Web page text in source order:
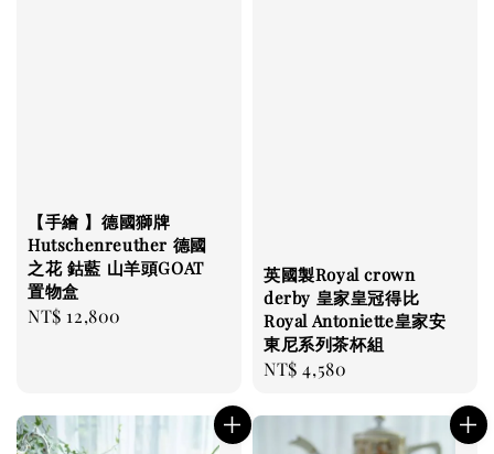
【手繪 】德國獅牌
Hutschenreuther 德國
之花 鈷藍 山羊頭GOAT
置物盒
Regular
NT$ 12,800
英國製Royal crown
derby 皇家皇冠得比
Royal Antoniette皇家安
東尼系列茶杯組
Regular
NT$ 4,580